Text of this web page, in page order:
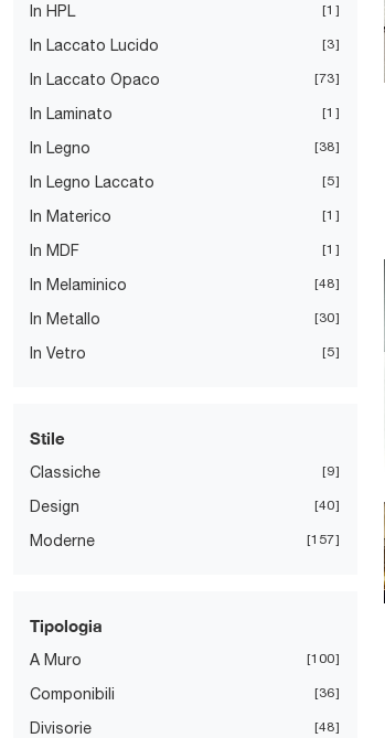
In HPL 1
In Laccato Lucido 3
In Laccato Opaco 73
In Laminato 1
In Legno 38
In Legno Laccato 5
In Materico 1
In MDF 1
In Melaminico 48
In Metallo 30
In Vetro 5
Stile
Classiche 9
Design 40
Moderne 157
Tipologia
A Muro 100
Componibili 36
Divisorie 48